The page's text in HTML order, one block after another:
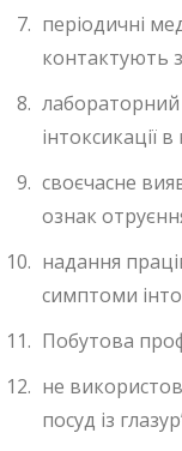
періодичні
контактують
інтоксикації в
своєчасне
ознак
надання
симптоми
Побутова
не
посуд із